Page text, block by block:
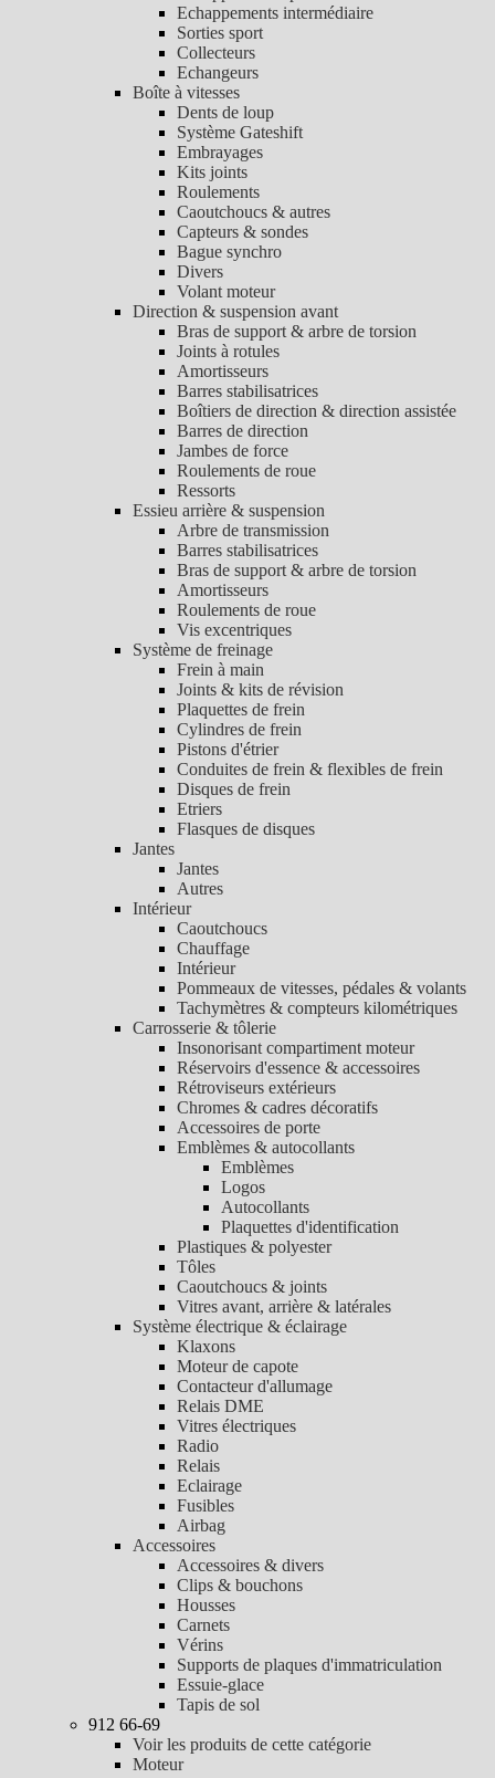
Echappements intermédiaire
Sorties sport
Collecteurs
Echangeurs
Boîte à vitesses
Dents de loup
Système Gateshift
Embrayages
Kits joints
Roulements
Caoutchoucs & autres
Capteurs & sondes
Bague synchro
Divers
Volant moteur
Direction & suspension avant
Bras de support & arbre de torsion
Joints à rotules
Amortisseurs
Barres stabilisatrices
Boîtiers de direction & direction assistée
Barres de direction
Jambes de force
Roulements de roue
Ressorts
Essieu arrière & suspension
Arbre de transmission
Barres stabilisatrices
Bras de support & arbre de torsion
Amortisseurs
Roulements de roue
Vis excentriques
Système de freinage
Frein à main
Joints & kits de révision
Plaquettes de frein
Cylindres de frein
Pistons d'étrier
Conduites de frein & flexibles de frein
Disques de frein
Etriers
Flasques de disques
Jantes
Jantes
Autres
Intérieur
Caoutchoucs
Chauffage
Intérieur
Pommeaux de vitesses, pédales & volants
Tachymètres & compteurs kilométriques
Carrosserie & tôlerie
Insonorisant compartiment moteur
Réservoirs d'essence & accessoires
Rétroviseurs extérieurs
Chromes & cadres décoratifs
Accessoires de porte
Emblèmes & autocollants
Emblèmes
Logos
Autocollants
Plaquettes d'identification
Plastiques & polyester
Tôles
Caoutchoucs & joints
Vitres avant, arrière & latérales
Système électrique & éclairage
Klaxons
Moteur de capote
Contacteur d'allumage
Relais DME
Vitres électriques
Radio
Relais
Eclairage
Fusibles
Airbag
Accessoires
Accessoires & divers
Clips & bouchons
Housses
Carnets
Vérins
Supports de plaques d'immatriculation
Essuie-glace
Tapis de sol
912 66-69
Voir les produits de cette catégorie
Moteur